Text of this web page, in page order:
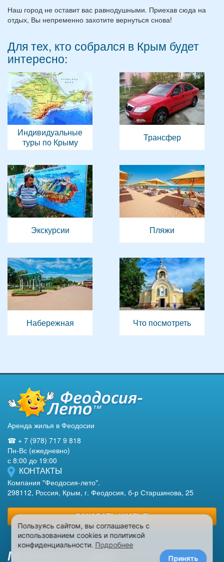
Наш город не оставит вас равнодушными. Приехав сюда на
отдых, Вы непременно захотите вернуться снова!
Для тех, кто собрался в Крым будет
интересно:
Индивидуальные
туры по Крыму
Трансфер
Экскурсии Пляжи
Набережная Что посмотреть
Аренда жилья в Феодосии
☎ + 7 (978) 717 9 818
Пн-Вс (ежедневно)
с 8:00 до 19:00
КОНТАКТЫ
Компания "Феодосия-лето".
298112, Россия, Крым, г. Феодосия, б-р Старшинова, 25
ЗАКАЗАТЬ ЖИЛЬЕ
Макеты на заказ
Пользуясь сайтом, вы соглашаетесь с
использованием cookies и политикой
конфиденциальности. Подробнее
Принять